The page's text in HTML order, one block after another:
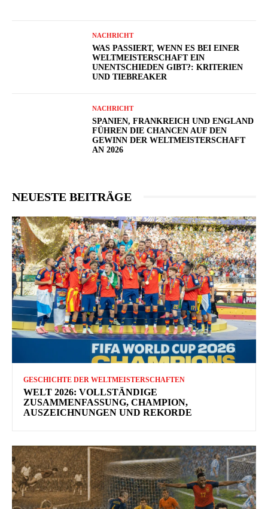
NACHRICHT
WAS PASSIERT, WENN ES BEI EINER
WELTMEISTERSCHAFT EIN
UNENTSCHIEDEN GIBT?: KRITERIEN
UND TIEBREAKER
NACHRICHT
SPANIEN, FRANKREICH UND ENGLAND
FÜHREN DIE CHANCEN AUF DEN
GEWINN DER WELTMEISTERSCHAFT
AN 2026
NEUESTE BEITRÄGE
GESCHICHTE DER WELTMEISTERSCHAFTEN
WELT 2026: VOLLSTÄNDIGE
ZUSAMMENFASSUNG, CHAMPION,
AUSZEICHNUNGEN UND REKORDE